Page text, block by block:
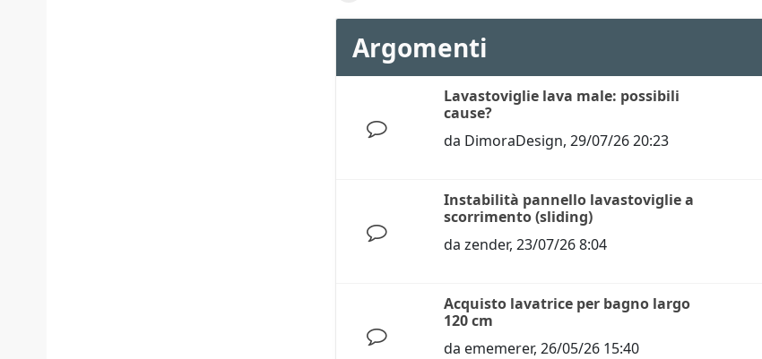
Argomenti
Lavastoviglie lava male: possibili
cause?
da DimoraDesign,29/07/26 20:23
Instabilità pannello lavastoviglie a
scorrimento (sliding)
dazender,23/07/26 8:04
Acquisto lavatrice per bagno largo
120 cm
da ememerer,26/05/26 15:40